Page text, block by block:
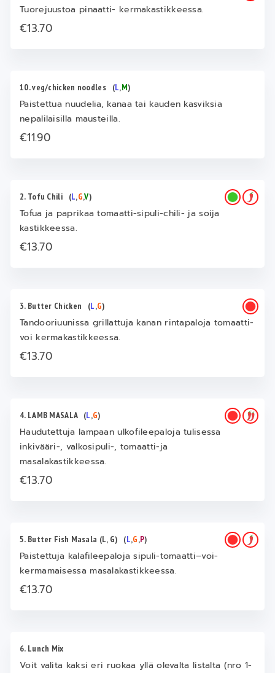
Tuorejuustoa pinaatti- kermakastikkeessa.
€13.70
10. veg/chicken noodles (L,M)
Paistettua nuudelia, kanaa tai kauden kasviksia
nepalilaisilla mausteilla.
€11.90
2. Tofu Chili (L,G,V)
Tofua ja paprikaa tomaatti-sipuli-chili- ja soija
kastikkeessa.
€13.70
3. Butter Chicken (L,G)
Tandooriuunissa grillattuja kanan rintapaloja tomaatti-
voi kermakastikkeessa.
€13.70
4. LAMB MASALA (L,G)
Haudutettuja lampaan ulkofileepaloja tulisessa
inkivääri-, valkosipuli-, tomaatti-ja
masalakastikkeessa.
€13.70
5. Butter Fish Masala (L, G) (L,G,P)
Paistettuja kalafileepaloja sipuli-tomaatti–voi-
kermamaisessa masalakastikkeessa.
€13.70
6. Lunch Mix
Voit valita kaksi eri ruokaa yllä olevalta listalta (nro 1-